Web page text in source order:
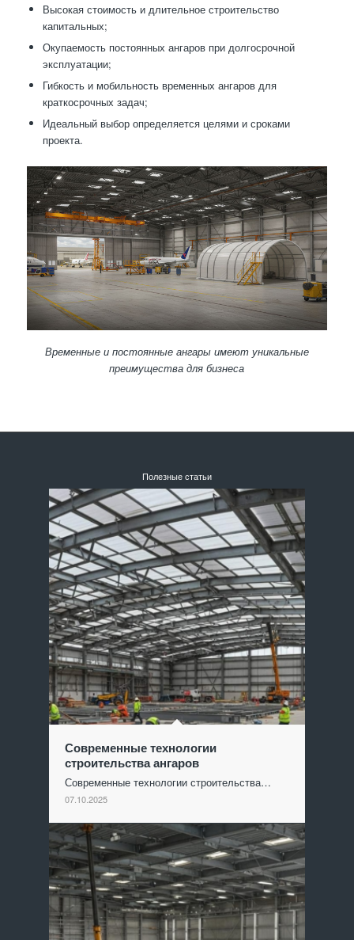
Высокая стоимость и длительное строительство
капитальных;
Окупаемость постоянных ангаров при долгосрочной
эксплуатации;
Гибкость и мобильность временных ангаров для
краткосрочных задач;
Идеальный выбор определяется целями и сроками
проекта.
Временные и постоянные ангары имеют уникальные
преимущества для бизнеса
Полезные статьи
Современные технологии
строительства ангаров
Современные технологии строительства…
07.10.2025